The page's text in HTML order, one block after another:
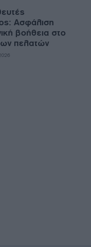
Ασφάλιση
βοήθεια στο
πελατών